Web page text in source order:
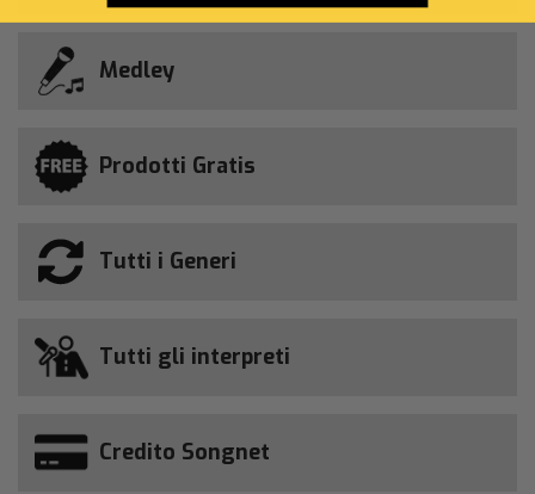
Medley
Prodotti Gratis
Tutti i Generi
Tutti gli interpreti
Credito Songnet